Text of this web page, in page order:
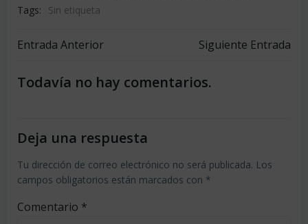
Tags:
Sin etiqueta
Entrada Anterior Siguiente Entrada
Todavía no hay comentarios.
Deja una respuesta
Tu dirección de correo electrónico no será publicada. Los
campos obligatorios están marcados con *
Comentario *